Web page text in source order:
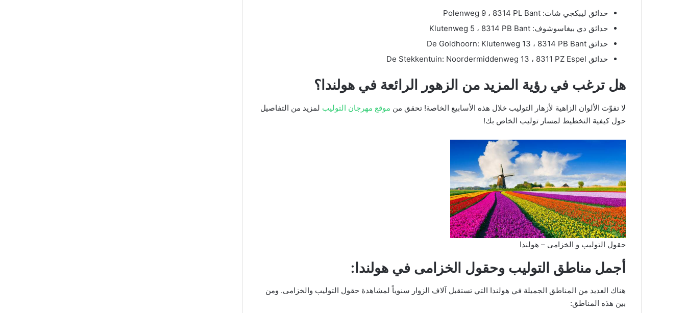
حدائق ليبكجي شات: Polenweg 9 ، 8314 PL Bant
حدائق دي بيغاسوشوف: Klutenweg 5 ، 8314 PB Bant
حدائق De Goldhoorn: Klutenweg 13 ، 8314 PB Bant
حدائق De Stekkentuin: Noordermiddenweg 13 ، 8311 PZ Espel
هل ترغب في رؤية المزيد من الزهور الرائعة في هولندا؟
لا تفوّت الألوان الزاهية لأزهار التوليب خلال هذه الأسابيع الخاصة! تحقق من موقع مهرجان التوليب لمزيد من التفاصيل
حول كيفية التخطيط لمسار توليب الخاص بك!
حقول التوليب و الخزامى – هولندا
أجمل مناطق التوليب وحقول الخزامى في هولندا:
هناك العديد من المناطق الجميلة في هولندا التي تستقبل آلاف الزوار سنوياً لمشاهدة حقول التوليب والخزامى. ومن
بين هذه المناطق: